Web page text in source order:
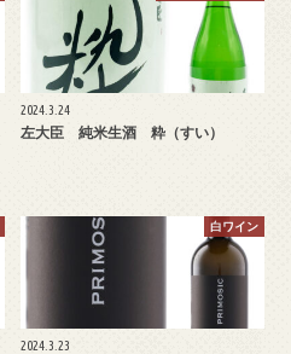
2024.3.24
左大臣 純米生酒 粋（すい）
白ワイン
2024.3.23